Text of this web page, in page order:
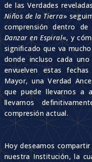
de las Verdades
Niños de la Tierra»
comprensión dentro
Danzar en Espiral«, y
significado que va
donde incluso cada
envuelven estas
Mayor, una Verdad
que puede llevarnos a
llevarnos
compresión actual.
Hoy deseamos
nuestra Institución, la